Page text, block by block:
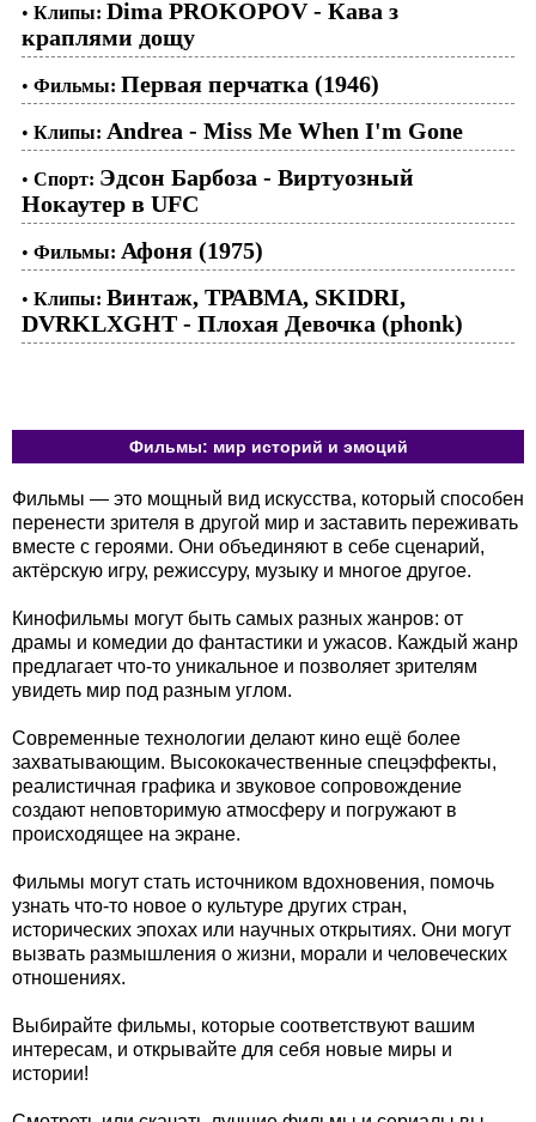
• Клипы: Dima PROKOPOV - Кава з
краплями дощу
• Фильмы: Первая перчатка (1946)
• Клипы: Andrea - Miss Me When I'm Gone
• Спорт: Эдсон Барбоза - Виртуозный
Нокаутер в UFC
• Фильмы: Афоня (1975)
• Клипы: Винтаж, ТРАВМА, SKIDRI,
DVRKLXGHT - Плохая Девочка (phonk)
Фильмы: мир историй и эмоций
Фильмы — это мощный вид искусства, который способен
перенести зрителя в другой мир и заставить переживать
вместе с героями. Они объединяют в себе сценарий,
актёрскую игру, режиссуру, музыку и многое другое.
Кинофильмы могут быть самых разных жанров: от
драмы и комедии до фантастики и ужасов. Каждый жанр
предлагает что-то уникальное и позволяет зрителям
увидеть мир под разным углом.
Современные технологии делают кино ещё более
захватывающим. Высококачественные спецэффекты,
реалистичная графика и звуковое сопровождение
создают неповторимую атмосферу и погружают в
происходящее на экране.
Фильмы могут стать источником вдохновения, помочь
узнать что-то новое о культуре других стран,
исторических эпохах или научных открытиях. Они могут
вызвать размышления о жизни, морали и человеческих
отношениях.
Выбирайте фильмы, которые соответствуют вашим
интересам, и открывайте для себя новые миры и
истории!